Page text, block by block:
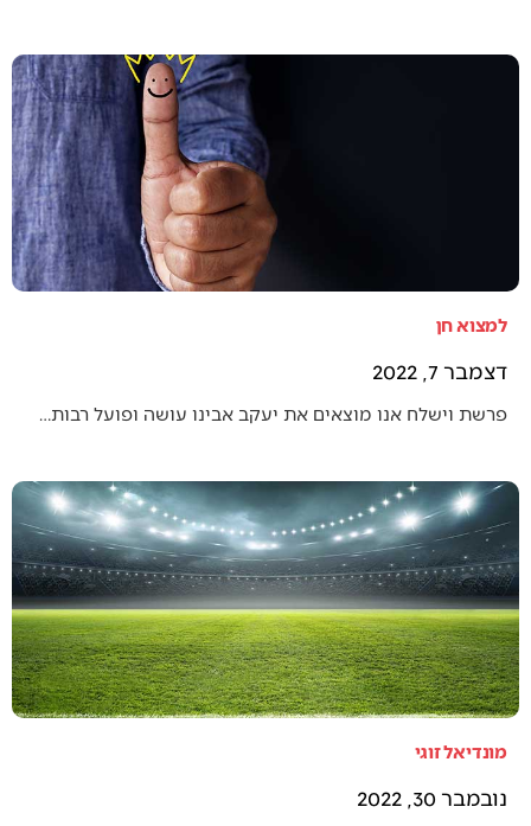
למצוא חן
דצמבר 7, 2022
פרשת וישלח אנו מוצאים את יעקב אבינו עושה ופועל רבות…
מונדיאל זוגי
נובמבר 30, 2022